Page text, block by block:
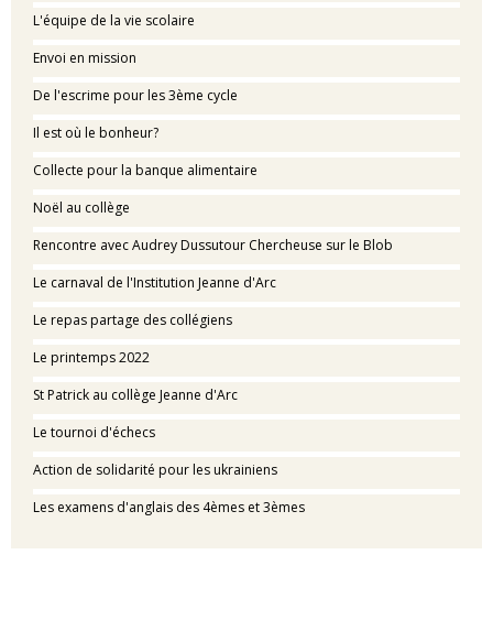
L'équipe de la vie scolaire
Envoi en mission
De l'escrime pour les 3ème cycle
Il est où le bonheur?
Collecte pour la banque alimentaire
Noël au collège
Rencontre avec Audrey Dussutour Chercheuse sur le Blob
Le carnaval de l'Institution Jeanne d'Arc
Le repas partage des collégiens
Le printemps 2022
St Patrick au collège Jeanne d'Arc
Le tournoi d'échecs
Action de solidarité pour les ukrainiens
Les examens d'anglais des 4èmes et 3èmes